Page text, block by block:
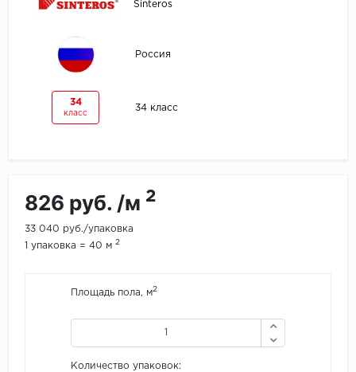
Sinteros
Россия
34
класс
34 класс
826 руб. /м 2
33 040 руб./упаковка
1 упаковка = 40 м 2
Площадь пола, м2
Количество упаковок: